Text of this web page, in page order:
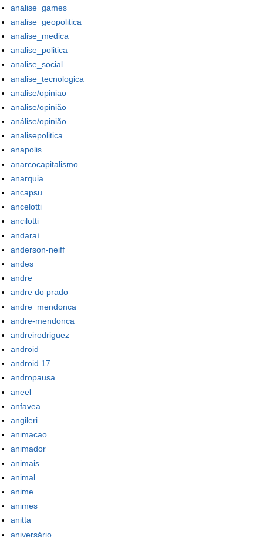
analise_games
analise_geopolitica
analise_medica
analise_politica
analise_social
analise_tecnologica
analise/opiniao
analise/opinião
análise/opinião
analisepolitica
anapolis
anarcocapitalismo
anarquia
ancapsu
ancelotti
ancilotti
andaraí
anderson-neiff
andes
andre
andre do prado
andre_mendonca
andre-mendonca
andreirodriguez
android
android 17
andropausa
aneel
anfavea
angileri
animacao
animador
animais
animal
anime
animes
anitta
aniversário